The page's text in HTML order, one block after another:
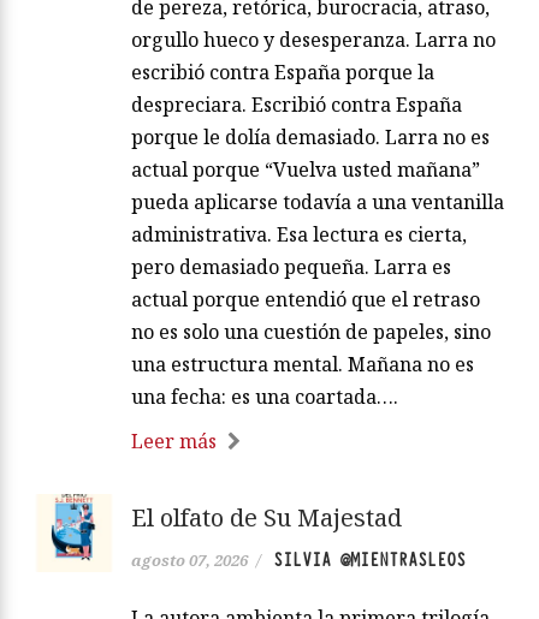
de pereza, retórica, burocracia, atraso,
orgullo hueco y desesperanza. Larra no
escribió contra España porque la
despreciara. Escribió contra España
porque le dolía demasiado. Larra no es
actual porque “Vuelva usted mañana”
pueda aplicarse todavía a una ventanilla
administrativa. Esa lectura es cierta,
pero demasiado pequeña. Larra es
actual porque entendió que el retraso
no es solo una cuestión de papeles, sino
una estructura mental. Mañana no es
una fecha: es una coartada….
Leer más
El olfato de Su Majestad
agosto 07, 2026 / SILVIA @MIENTRASLEOS